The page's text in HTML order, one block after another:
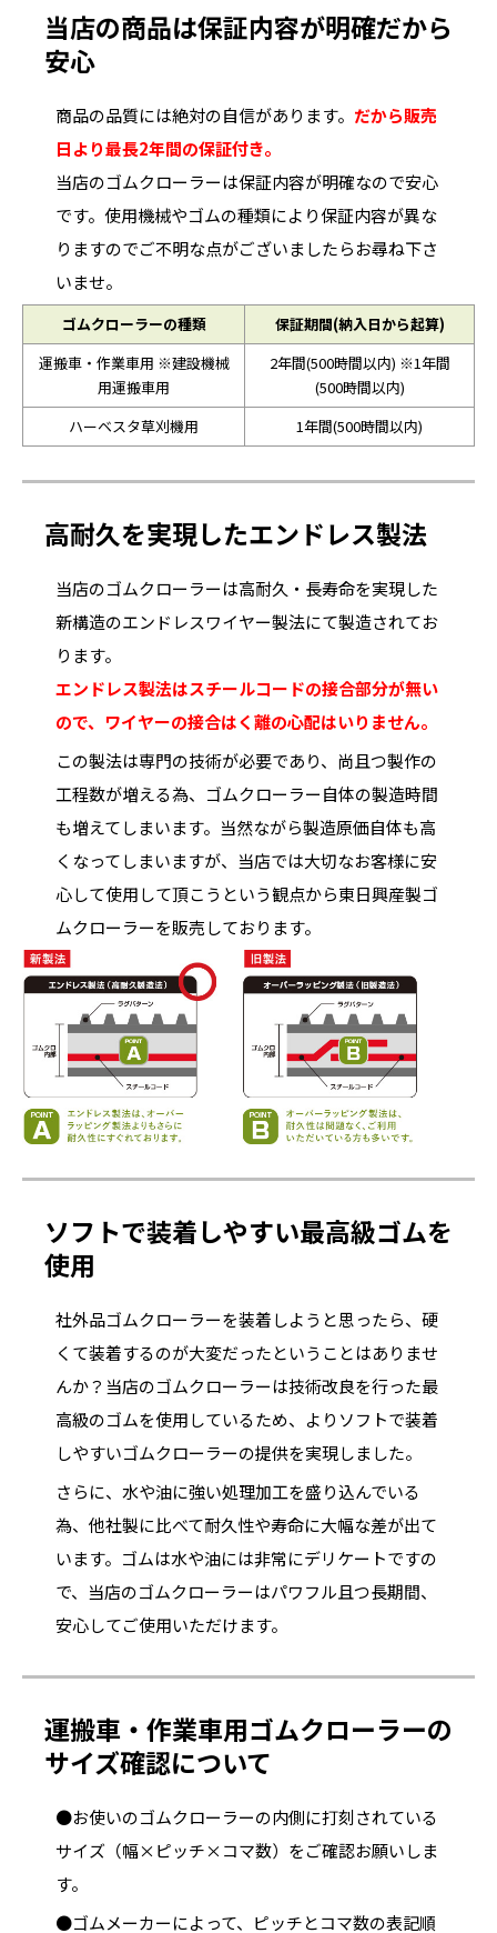
当店の商品は保証内容が明確だから
安心
商品の品質には絶対の自信があります。 だから販売
日より最長2年間の保証付き。
当店のゴムクローラーは保証内容が明確なので安心
です。使用機械やゴムの種類により保証内容が異な
りますのでご不明な点がございましたらお尋ね下さ
いませ。
ゴムクローラーの種類
保証期間(納入日から起算)
運搬車・作業車用 ※建設機械
用運搬車用
2年間(500時間以内) ※1年間
(500時間以内)
ハーベスタ草刈機用
1年間(500時間以内)
高耐久を実現したエンドレス製法
当店のゴムクローラーは高耐久・長寿命を実現した
新構造のエンドレスワイヤー製法にて製造されてお
ります。
エンドレス製法はスチールコードの接合部分が無い
ので、ワイヤーの接合はく離の心配はいりません。
この製法は専門の技術が必要であり、尚且つ製作の
工程数が増える為、ゴムクローラー自体の製造時間
も増えてしまいます。当然ながら製造原価自体も高
くなってしまいますが、当店では大切なお客様に安
心して使用して頂こうという観点から東日興産製ゴ
ムクローラーを販売しております。
ソフトで装着しやすい最高級ゴムを
使用
社外品ゴムクローラーを装着しようと思ったら、硬
くて装着するのが大変だったということはありませ
んか？当店のゴムクローラーは技術改良を行った最
高級のゴムを使用しているため、よりソフトで装着
しやすいゴムクローラーの提供を実現しました。
さらに、水や油に強い処理加工を盛り込んでいる
為、他社製に比べて耐久性や寿命に大幅な差が出て
います。ゴムは水や油には非常にデリケートですの
で、当店のゴムクローラーはパワフル且つ長期間、
安心してご使用いただけます。
運搬車・作業車用ゴムクローラーの
サイズ確認について
●お使いのゴムクローラーの内側に打刻されている
サイズ（幅×ピッチ×コマ数）をご確認お願いしま
す。
●ゴムメーカーによって、ピッチとコマ数の表記順